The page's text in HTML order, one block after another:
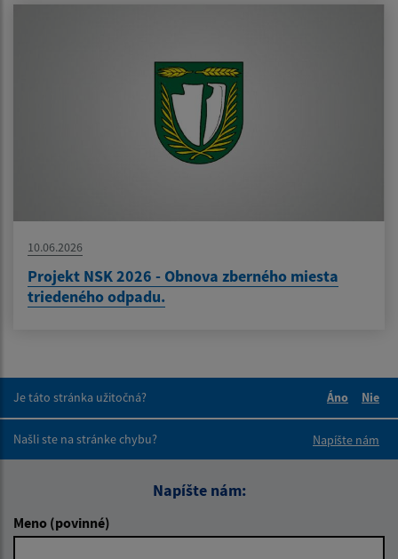
10.06.2026
Projekt NSK 2026 - Obnova zberného miesta
triedeného odpadu.
Je táto stránka užitočná?
Áno
Nie
Našli ste na stránke chybu?
Napíšte nám
Napíšte nám:
Meno (povinné)